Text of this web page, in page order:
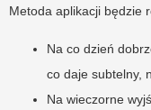
Metoda aplikacji będzie
Na co dzień
co daje subtelny,
Na wieczorne